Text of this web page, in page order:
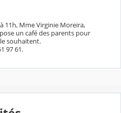
11h, Mme Virginie Moreira,
un café des parents pour
souhaitent.
97 61.